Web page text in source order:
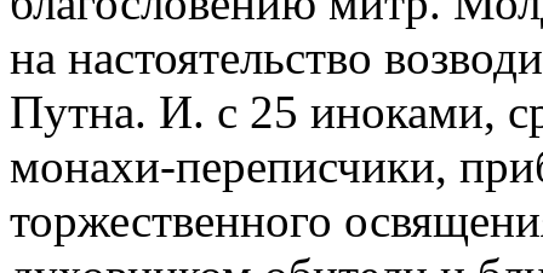
на настоятельство
Путна. И. с 25 иноками,
монахи-переписчики,
торжественного